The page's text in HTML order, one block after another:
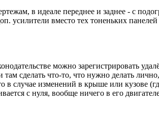
в идеале переднее и заднее - с
усилители вместо тех тоненьких панелей
можно зарегистрировать
сделать что-то, что нужно делать
случае изменений в крыше или кузове
с нуля, вообще ничего в его